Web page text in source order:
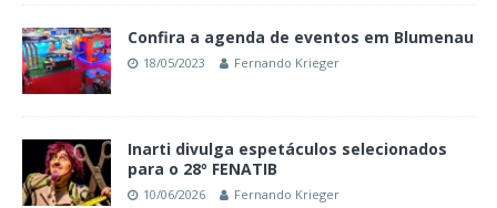
Confira a agenda de eventos em Blumenau
18/05/2023 Fernando Krieger
Inarti divulga espetáculos selecionados
para o 28º FENATIB
10/06/2026 Fernando Krieger